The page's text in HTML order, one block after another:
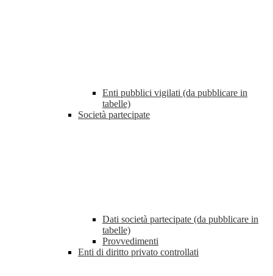
Enti pubblici vigilati (da pubblicare in
tabelle)
Società partecipate
Dati società partecipate (da pubblicare in
tabelle)
Provvedimenti
Enti di diritto privato controllati